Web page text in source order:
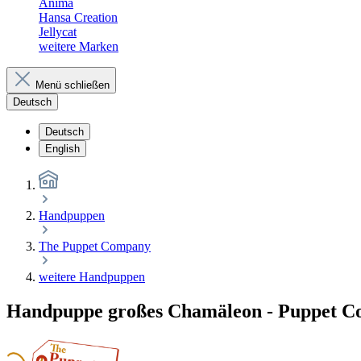
Anima
Hansa Creation
Jellycat
weitere Marken
Menü schließen
Deutsch
Deutsch
English
Handpuppen
The Puppet Company
weitere Handpuppen
Handpuppe großes Chamäleon - Puppet